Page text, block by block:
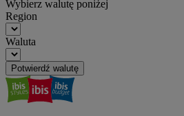
Wybierz walutę poniżej
Region
Waluta
Potwierdź walutę